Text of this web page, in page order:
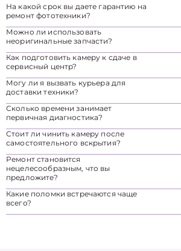
На какой срок вы даете гарантию на
ремонт фототехники?
Можно ли использовать
неоригинальные запчасти?
Как подготовить камеру к сдаче в
сервисный центр?
Могу ли я вызвать курьера для
доставки техники?
Сколько времени занимает
первичная диагностика?
Стоит ли чинить камеру после
самостоятельного вскрытия?
Ремонт становится
нецелесообразным, что вы
предложите?
Какие поломки встречаются чаще
всего?